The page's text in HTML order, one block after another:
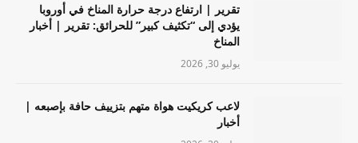
تقرير | ارتفاع درجة حرارة المناخ في أوروبا
يؤدي إلى “تكثيف كبير” للحرائق: تقرير | أخبار
المناخ
يوليو 30, 2026
لاعب كريكيت هواة متهم بتزييف حافة بإصبعه |
أخبار